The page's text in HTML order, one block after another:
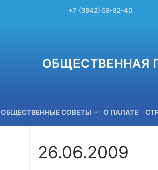
+7 (3842) 58-82-40
ОБЩЕСТВЕННАЯ
ОБЩЕСТВЕННЫЕ СОВЕТЫ О ПАЛАТЕ
26.06.2009